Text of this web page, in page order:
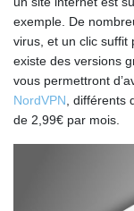
exemple. De
virus, et un clic suffit
existe des versions
vous permettront
NordVPN ,
de 2,99€ par mois.